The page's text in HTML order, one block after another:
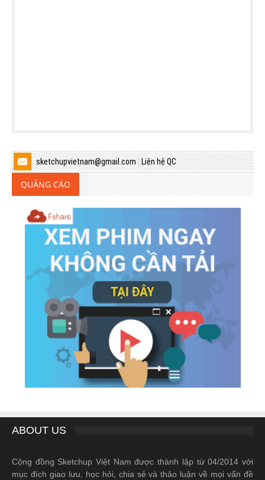
sketchupvietnam@gmail.com Liên hệ QC
QUẢNG CÁO
ABOUT US
Cộng đồng Sketchup Việt Nam được thành lập từ 04/2014 với
mục đích giao lưu, học hỏi, chia sẻ và thảo luận về mọi vấn đề